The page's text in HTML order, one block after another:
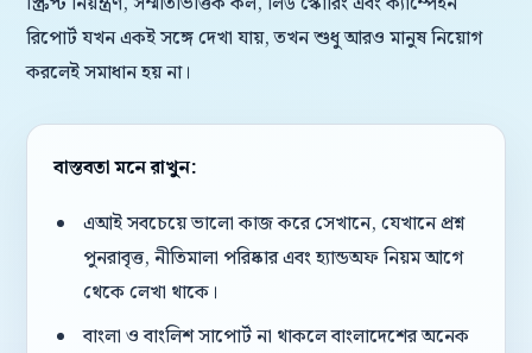
রিপোর্ট যখন একই সঙ্গে দেখা যায়, তখন শুধু আরও মানুষ নিয়োগ
করলেই সমাধান হয় না।
বাস্তবতা মনে রাখুন:
এআই সবচেয়ে ভালো কাজ করে সেখানে, যেখানে প্রশ্ন
পুনরাবৃত্ত, নীতিমালা পরিষ্কার এবং হ্যান্ডঅফ নিয়ম আগে
থেকে লেখা থাকে।
বাংলা ও বাংলিশ সাপোর্ট না থাকলে বাংলাদেশের অনেক